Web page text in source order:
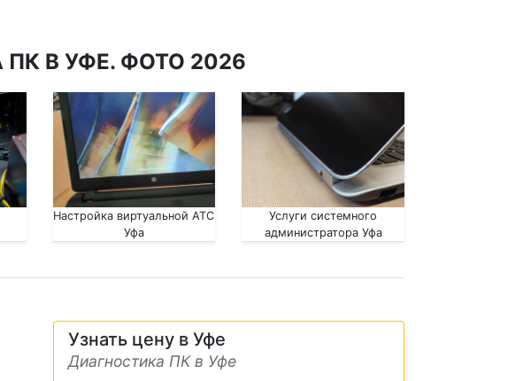
В УФЕ. ФОТО 2026
Настройка виртуальной АТС
Уфа
Услуги системного
администратора Уфа
Узнать цену в Уфе
Диагностика ПК в Уфе